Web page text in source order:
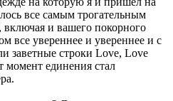
все самым трогательным
включая и вашего покорного
все увереннее и увереннее и с
заветные строки Love, Love
момент единения стал